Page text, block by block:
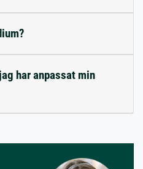
har anpassat min